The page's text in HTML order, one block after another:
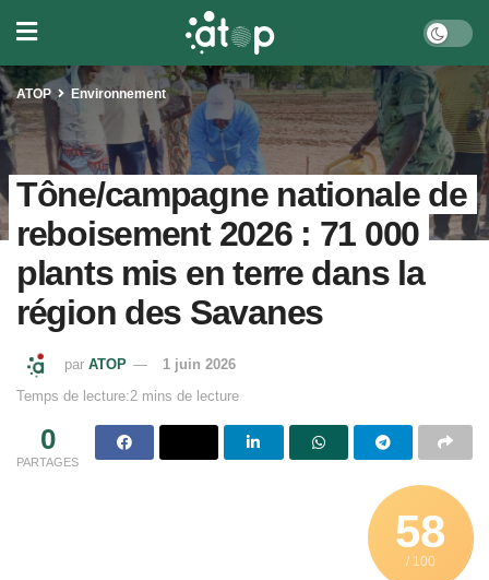
ATOP Environnement
Tône/campagne nationale de
reboisement 2026 : 71 000
plants mis en terre dans la
région des Savanes
par ATOP
1 juin 2026
Temps de lecture:2 mins de lecture
0
PARTAGES
58
/ 100